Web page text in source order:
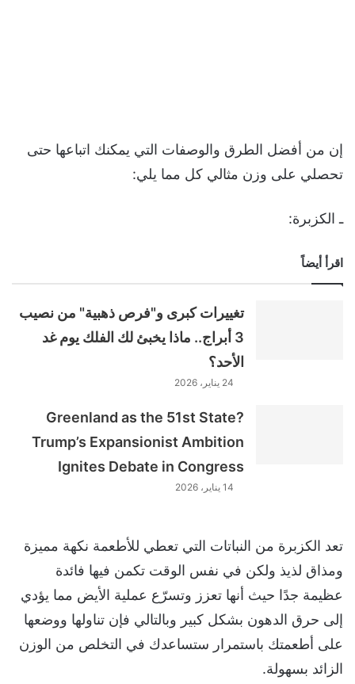
إن من أفضل الطرق والوصفات التي يمكنك اتباعها حتى
تحصلي على وزن مثالي كل مما يلي:
ـ الكزبرة:
اقرأ أيضاً
تغييرات كبرى و"فرص ذهبية" من نصيب
3 أبراج.. ماذا يخبئ لك الفلك يوم غد
الأحد؟
24 يناير، 2026
Greenland as the 51st State?
Trump’s Expansionist Ambition
Ignites Debate in Congress
14 يناير، 2026
تعد الكزبرة من النباتات التي تعطي للأطعمة نكهة مميزة
ومذاق لذيذ ولكن في نفس الوقت تكمن فيها فائدة
عظيمة جدًا حيث أنها تعزز وتسرّع عملية الأيض مما يؤدي
إلى حرق الدهون بشكل كبير وبالتالي فإن تناولها ووضعها
على أطعمتك باستمرار ستساعدك في التخلص من الوزن
الزائد بسهولة.